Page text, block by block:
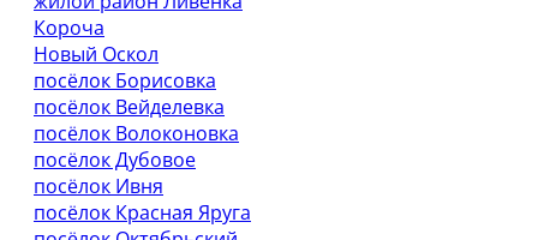
Короча
Новый Оскол
посёлок Борисовка
посёлок Вейделевка
посёлок Волоконовка
посёлок Дубовое
посёлок Ивня
посёлок Красная Яруга